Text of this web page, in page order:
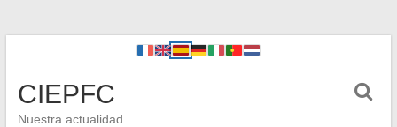
CIEPFC
Nuestra actualidad